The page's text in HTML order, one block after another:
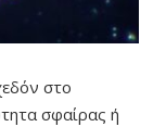
στο
σφαίρας ή